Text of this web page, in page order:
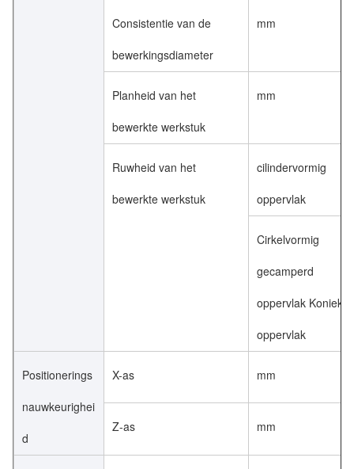
Consistentie van de
bewerkingsdiameter
mm
Planheid van het
bewerkte werkstuk
mm
Ruwheid van het
bewerkte werkstuk
cilindervormig
oppervlak
Cirkelvormig
gecamperd
oppervlak Koniek
oppervlak
Positionerings
nauwkeurighei
d
X-as mm
Z-as mm